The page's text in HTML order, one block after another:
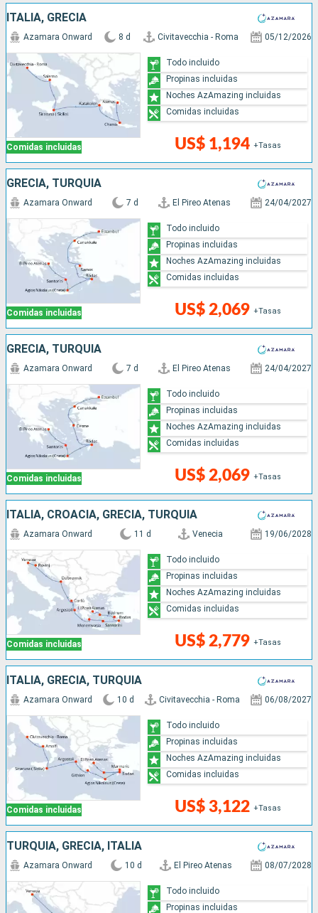
ITALIA, GRECIA
Comidas incluidas
Azamara Onward 8 d Civitavecchia - Roma 05/12/2026
US$ 1,194 +Tasas
Todo incluido
Propinas incluidas
Noches AzAmazing incluidas
Comidas incluidas
GRECIA, TURQUÍA
Comidas incluidas
Azamara Onward 7 d El Pireo Atenas 24/04/2027
US$ 2,069 +Tasas
Todo incluido
Propinas incluidas
Noches AzAmazing incluidas
Comidas incluidas
GRECIA, TURQUÍA
Comidas incluidas
Azamara Onward 7 d El Pireo Atenas 24/04/2027
US$ 2,069 +Tasas
Todo incluido
Propinas incluidas
Noches AzAmazing incluidas
Comidas incluidas
ITALIA, CROACIA, GRECIA, TURQUÍA
Comidas incluidas
Azamara Onward 11 d Venecia 19/06/2028
US$ 2,779 +Tasas
Todo incluido
Propinas incluidas
Noches AzAmazing incluidas
Comidas incluidas
ITALIA, GRECIA, TURQUÍA
Comidas incluidas
Azamara Onward 10 d Civitavecchia - Roma 06/08/2027
US$ 3,122 +Tasas
Todo incluido
Propinas incluidas
Noches AzAmazing incluidas
Comidas incluidas
TURQUÍA, GRECIA, ITALIA
Azamara Onward 10 d El Pireo Atenas 08/07/2028
Todo incluido
Propinas incluidas